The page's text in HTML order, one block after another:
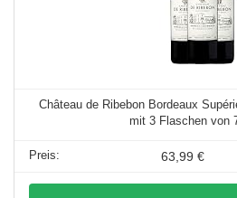
Château de Ribebon Bordeaux
mit 3 Flaschen von
63,99 €